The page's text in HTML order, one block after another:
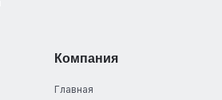
Компания
Главная